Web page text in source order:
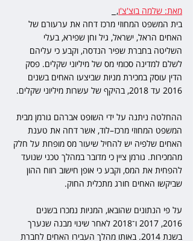
מאת: שלמה בוצ'צ'ו,
בית המשפט המחוזי מרכז דחה את ערעורם של
האחים הראל, ישראל, גיל וחן שפירא, בעלי
השליטה בחברת שפיר הנדסה, וקבע כי עליהם
לשלם למדינה סכומי מס של מיליוני שקלים. פסק
הדין עוסק במכירת מניות שביצעו האחים בשנים
2016 עד 2018, בהיקף של עשרות מיליוני שקלים.
ההחלטה ניתנה על ידי השופט אברהם גורמן מבית
המשפט המחוזי מרכז–לוד, אשר דחה את טענת
האחים שלפיה יש להחיל שיעור מס מופחת על חלק
מהמכירות. גורמן ציין כי מדובר במהלך טכני שנועד
להפחית את המס, וקבע כי אופן חישוב רווח ההון
שביקשו האחים חורג מתכלית החוק.
על פי הנתונים שהובאו, המניות נמכרו בשנים
2016, 2017 ו־2018 לאחר שינוי מבנה שנערך
בשנת 2014. באותו מהלך העבירו האחים לחברת